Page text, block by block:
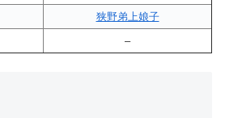
狭野弟上娘子
–